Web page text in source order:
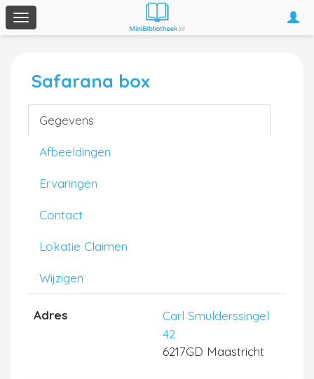
Toggle
navigation
Safarana box
Gegevens
Afbeeldingen
Ervaringen
Contact
Lokatie Claimen
Wijzigen
Adres
Carl Smulderssingel
42
6217GD Maastricht